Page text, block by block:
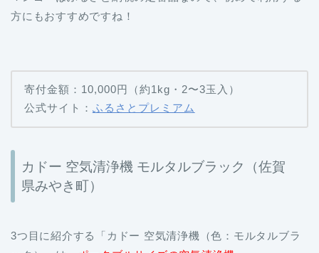
公式サイト：ふるさとプレミアム
県みやき町）
3つ目に紹介する「カドー 空気清浄機（色：モルタルブラ